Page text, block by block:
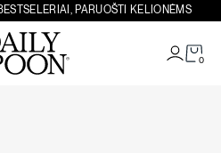
PARUOŠTI KELIONĖMS
0